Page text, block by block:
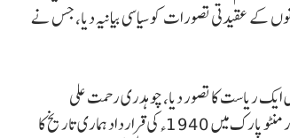
کے عقیدتی تصورات کو سیاسی بیانیہ دیا، جس نے
ایک ریاست کا تصور دیا، چوہدری رحمت علی
نے 1933ء میں Now or Never کے نام سے اسی نظریئے کو آگے بڑھایا۔ لاہور منٹو پارک میں 1940ء کی قرارداد ہماری تاریخ کا